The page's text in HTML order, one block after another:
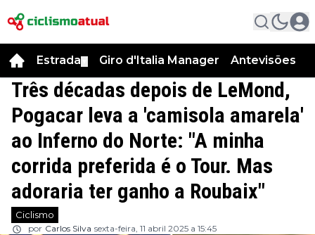
Estrada Giro d'Italia Manager Antevisões
Três décadas depois de LeMond,
Pogacar leva a 'camisola amarela'
ao Inferno do Norte: "A minha
corrida preferida é o Tour. Mas
adoraria ter ganho a Roubaix"
Ciclismo
por Carlos Silva sexta-feira, 11 abril 2025 a 15:45